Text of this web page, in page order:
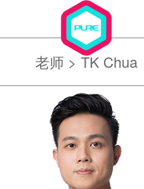
老师 > TK Chua